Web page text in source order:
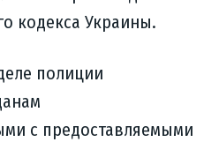
кодекса Украины.
полиции
с предоставляемыми